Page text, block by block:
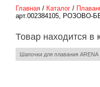
Главная/ Каталог/
арт.002384105, РОЗОВО-
Товар находится в
Шапочки для плавания ARENA